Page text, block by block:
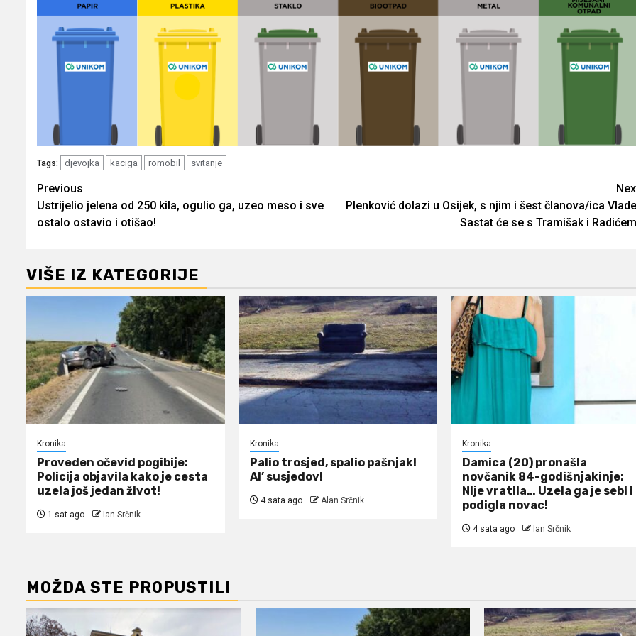
Tags: djevojka kaciga romobil svitanje
Post
navigation
Previous
Ustrijelio jelena od 250 kila, ogulio ga, uzeo meso i sve
ostalo ostavio i otišao!
Plenković dolazi u Osijek, s njim i šest članova/ica
Sastat će se s Tramišak i
VIŠE IZ KATEGORIJE
Kronika
Proveden očevid pogibije:
Policija objavila kako je cesta
uzela još jedan život!
1 sat ago Ian Srčnik
Kronika
Palio trosjed, spalio pašnjak!
Al’ susjedov!
4 sata ago Alan Srčnik
Kronika
Damica (20) pronašla
novčanik 84-godišnjakinje:
Nije vratila… Uzela ga je sebi i
podigla novac!
4 sata ago Ian Srčnik
MOŽDA STE PROPUSTILI